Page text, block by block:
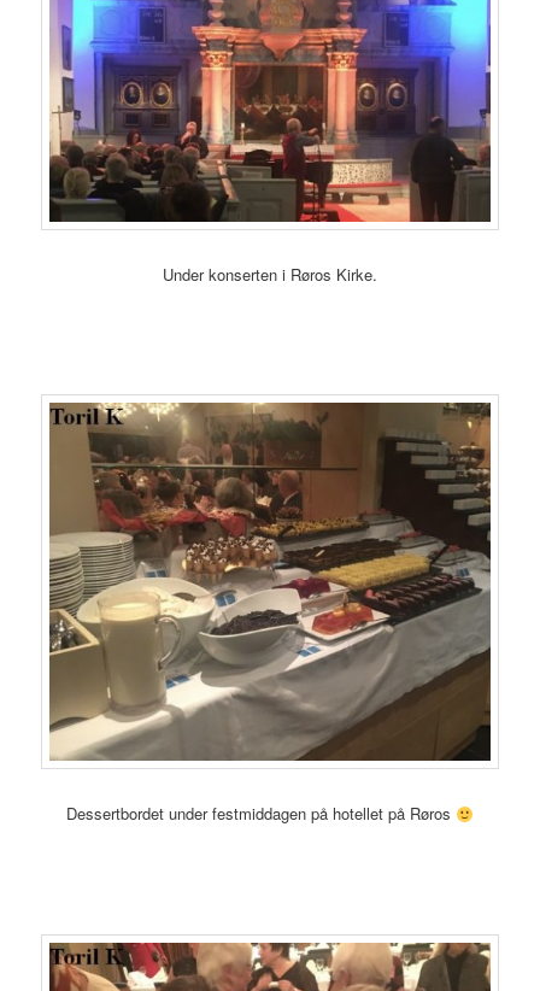
Under konserten i Røros Kirke.
Dessertbordet under festmiddagen på hotellet på Røros